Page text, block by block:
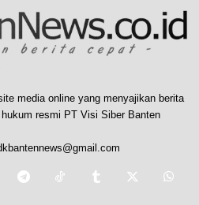
media online yang menyajikan berita
resmi PT Visi Siber Banten